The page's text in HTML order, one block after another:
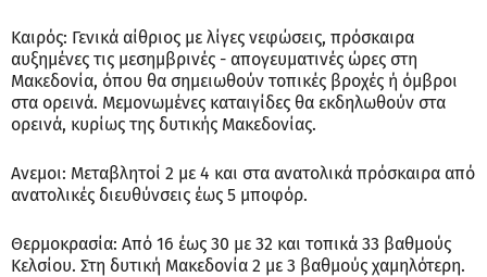
Καιρός: Γενικά αίθριος με λίγες νεφώσεις, πρόσκαιρα
αυξημένες τις μεσημβρινές - απογευματινές ώρες στη
Μακεδονία, όπου θα σημειωθούν τοπικές βροχές ή όμβροι
στα ορεινά. Μεμονωμένες καταιγίδες θα εκδηλωθούν στα
ορεινά, κυρίως της δυτικής Μακεδονίας.
Ανεμοι: Μεταβλητοί 2 με 4 και στα ανατολικά πρόσκαιρα από
ανατολικές διευθύνσεις έως 5 μποφόρ.
Θερμοκρασία: Από 16 έως 30 με 32 και τοπικά 33 βαθμούς
Κελσίου. Στη δυτική Μακεδονία 2 με 3 βαθμούς χαμηλότερη.